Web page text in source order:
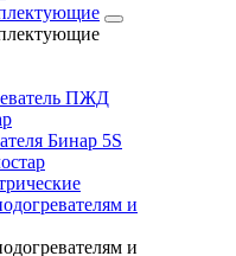
ПЖД
Бинар 5S
и
и